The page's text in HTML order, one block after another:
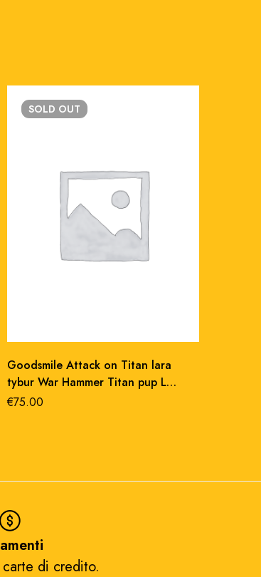
SOLD OUT
Goodsmile Attack on Titan lara
tybur War Hammer Titan pup L
figure 25 cm
€75.00
di credito.​